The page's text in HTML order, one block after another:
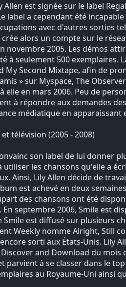
Allen est signée sur le label
label a cependant été
avec d'autres sorties
crée alors un compte sur le
novembre 2005. Les démos
à seulement 500 exemplaires.
My Second Mixtape, afin de
» sur Myspace, The
elle en mars 2006. Peu de
à répondre aux demandes
médiatique en
télévision (2005 - 2008)
son label de lui donner
utiliser les chansons qu'elle a
Ainsi, Lily Allen décide de
est achevé en deux
des chansons ont été
En septembre 2006, Smile est
Smile est diffusé sur plusieurs
Weekly nomme Alright, Still
sorti aux États-Unis. Lily
and Download du mois
parvient à se classer dans le
au Royaume-Uni ainsi